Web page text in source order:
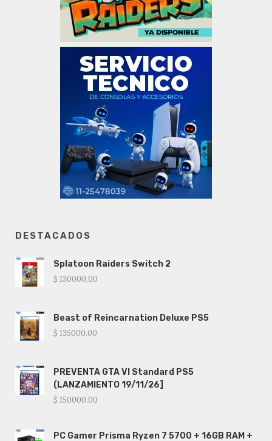
DESTACADOS
Splatoon Raiders Switch 2
$ 130000.00
Beast of Reincarnation Deluxe PS5
$ 135000.00
PREVENTA GTA VI Standard PS5
(LANZAMIENTO 19/11/26]
$ 150000.00
PC Gamer Prisma Ryzen 7 5700 + 16GB RAM +